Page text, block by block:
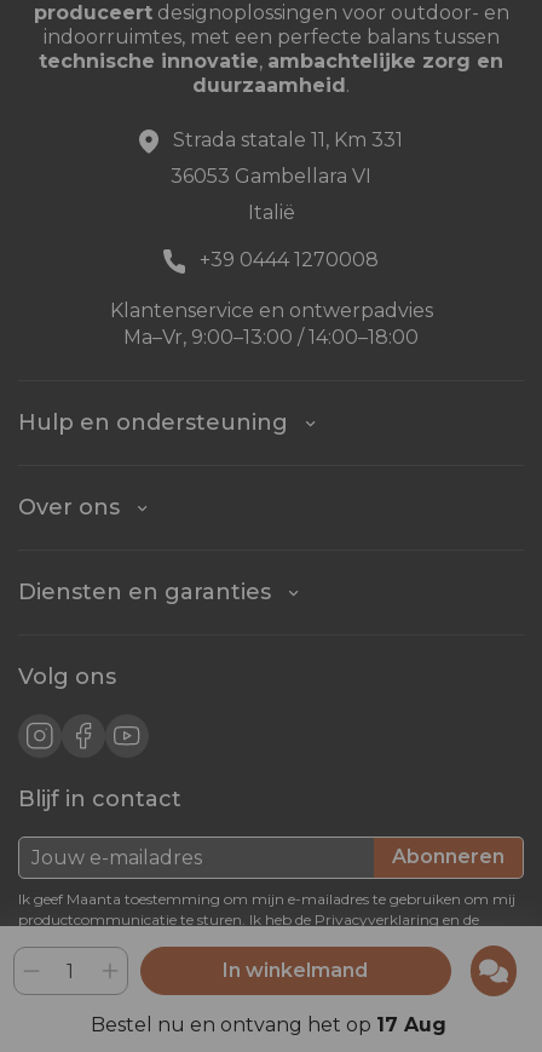
In winkelmand
Bestel nu en ontvang het op 17 Aug
produceertdesignoplossingen voor outdoor- en
indoorruimtes, met een perfecte balans tussen
technische innovatie, ambachtelijke zorg en
duurzaamheid.
Strada statale 11, Km 331
36053 Gambellara VI
Italië
+39 0444 1270008
Klantenservice en ontwerpadvies
Ma–Vr, 9:00–13:00 / 14:00–18:00
Hulp en ondersteuning
Over ons
Diensten en garanties
Volg ons
Blijf in contact
Abonneren
Ik geef Maanta toestemming om mijn e-mailadres te gebruiken om mij
productcommunicatie te sturen. Ik heb de Privacyverklaring en de
4.8 / 5